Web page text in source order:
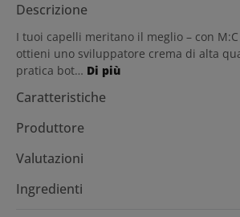
Descrizione
I tuoi capelli meritano il meglio – con M:C
ottieni uno sviluppatore crema di alta
pratica bot… Di più
Caratteristiche
Produttore
Valutazioni
Ingredienti